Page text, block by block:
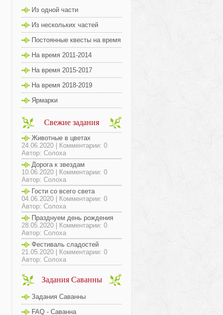
Из одной части
Из нескольких частей
Постоянные квесты на время
На время 2011-2014
На время 2015-2017
На время 2018-2019
Ярмарки
Свежие задания
Животные в цветах
24.06.2020 | Комментарии: 0
Автор: Солоха
Дорога к звездам
10.06.2020 | Комментарии: 0
Автор: Солоха
Гости со всего света
04.06.2020 | Комментарии: 0
Автор: Солоха
Празднуем день рождения
28.05.2020 | Комментарии: 0
Автор: Солоха
Фестиваль сладостей
21.05.2020 | Комментарии: 0
Автор: Солоха
Задания Саванны
Задания Саванны
FAQ - Саванна